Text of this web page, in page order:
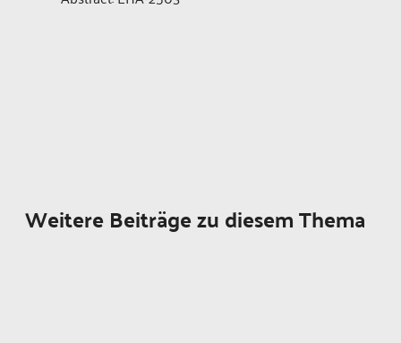
Weitere Beiträge zu diesem Thema